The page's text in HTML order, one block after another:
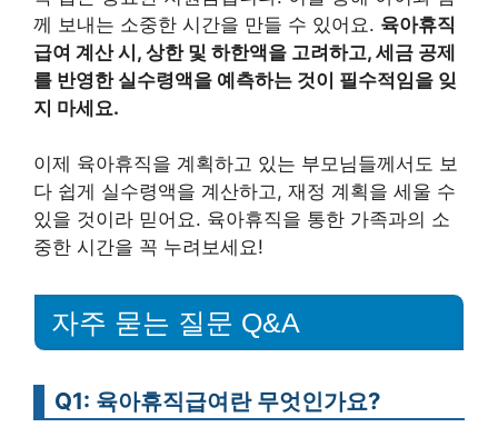
께 보내는 소중한 시간을 만들 수 있어요. 육아휴직
급여 계산 시, 상한 및 하한액을 고려하고, 세금 공제
를 반영한 실수령액을 예측하는 것이 필수적임을 잊
지 마세요.
이제 육아휴직을 계획하고 있는 부모님들께서도 보
다 쉽게 실수령액을 계산하고, 재정 계획을 세울 수
있을 것이라 믿어요. 육아휴직을 통한 가족과의 소
중한 시간을 꼭 누려보세요!
자주 묻는 질문 Q&A
Q1: 육아휴직급여란 무엇인가요?